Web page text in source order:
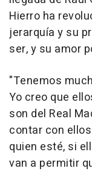
Hierro ha
jerarquía y su
ser, y su amor
"Tenemos
Yo creo que
son del Real
contar con
quien esté, si
van a permitir